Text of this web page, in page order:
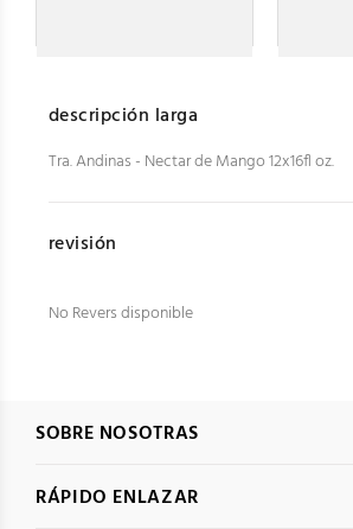
descripción larga
Tra. Andinas - Nectar de Mango 12x16fl oz.
revisión
No Revers disponible
SOBRE NOSOTRAS
RÁPIDO ENLAZAR